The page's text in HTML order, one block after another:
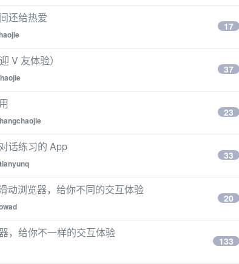
还给热爱
17
V 友体验）
37
23
话练习的 App
33
动浏览器，给你不同的交互体验
20
，给你不一样的交互体验
133